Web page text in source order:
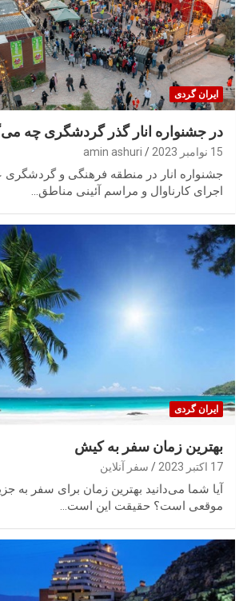
ایران گردی
در جشنواره انار گذر گردشگری چه
15 نوامبر 2023 amin ashuri
جشنواره انار در منطقه فرهنگی و گردشگری
اجرای کارناوال و مراسم آئینی مناطق…
ایران گردی
بهترین زمان سفر به کیش
17 اکتبر 2023 سفر آنلاین
آیا شما می‌دانید بهترین زمان برای سفر به
موقعی است؟ حقیقت این است…